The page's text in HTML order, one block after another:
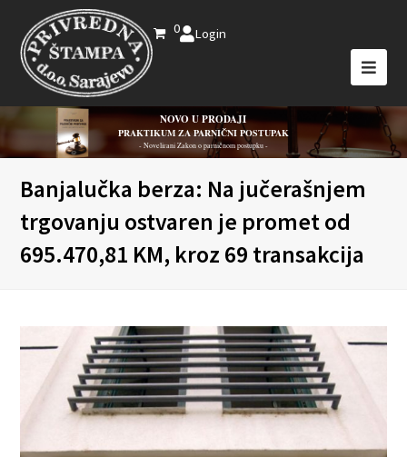
0 Login
NOVO U PRODAJI
PRAKTIKUM ZA PARNIČNI POSTUPAK
- Novelirani Zakon o parničnom postupku -
Banjalučka berza: Na jučerašnjem
trgovanju ostvaren je promet od
695.470,81 KM, kroz 69 transakcija